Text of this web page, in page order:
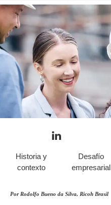
Historia y
contexto
Desafío
empresarial
Por Rodolfo Bueno da Silva, Ricoh Brasil